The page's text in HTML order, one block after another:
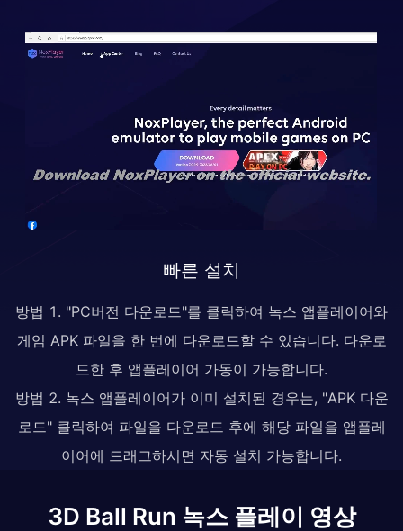
빠른 설치
방법 1. "PC버전 다운로드"를 클릭하여 녹스 앱플레이어와
게임 APK 파일을 한 번에 다운로드할 수 있습니다. 다운로
드한 후 앱플레이어 가동이 가능합니다.
방법 2. 녹스 앱플레이어가 이미 설치된 경우는, "APK 다운
로드" 클릭하여 파일을 다운로드 후에 해당 파일을 앱플레
이어에 드래그하시면 자동 설치 가능합니다.
3D Ball Run 녹스 플레이 영상